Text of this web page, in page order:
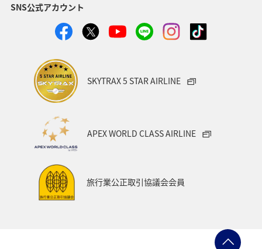
冬 フィリピン
マイルを使う 兵庫県 年末年始 趣味
関西地方
ANAショッピング A-style
ANAマイレージクラブ
サイクリング
アプリ AMC会員専用サービス
旅の準備
SNS公式アカウント
SKYTRAX 5 STAR AIRLINE
APEX WORLD CLASS AIRLINE
旅行業公正取引協議会会員